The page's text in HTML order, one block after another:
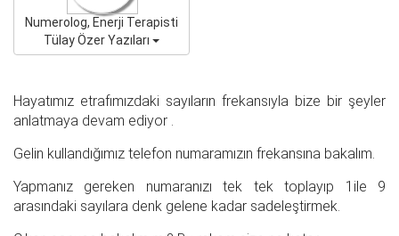
Numerolog, Enerji Terapisti
Tülay Özer Yazıları
Hayatımız etrafımızdaki sayıların frekansıyla bize bir şeyler
anlatmaya devam ediyor .
Gelin kullandığımız telefon numaramızın frekansına bakalım.
Yapmanız gereken numaranızı tek tek toplayıp 1ile 9
arasındaki sayılara denk gelene kadar sadeleştirmek.